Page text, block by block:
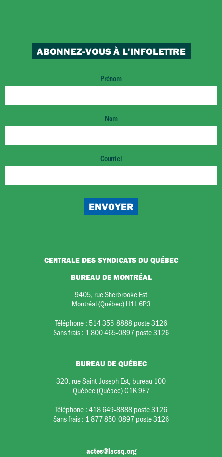
ABONNEZ-VOUS À L'INFOLETTRE
Prénom
Nom
Courriel
CENTRALE DES SYNDICATS DU QUÉBEC
BUREAU DE MONTRÉAL
9405, rue Sherbrooke Est
Montréal (Québec) H1L 6P3
Téléphone : 514 356-8888 poste 3126
Sans frais : 1 800 465-0897 poste 3126
BUREAU DE QUÉBEC
320, rue Saint-Joseph Est, bureau 100
Québec (Québec) G1K 9E7
Téléphone :418 649-8888 poste 3126
Sans frais : 1 877 850-0897 poste 3126
actes@lacsq.org